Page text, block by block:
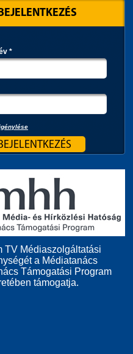
*
TV Médiaszolgáltatási
a Médiatanács
Támogatási Program
támogatja.